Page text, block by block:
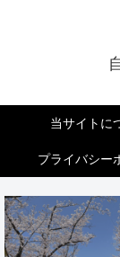
当サイトに
プライバシー